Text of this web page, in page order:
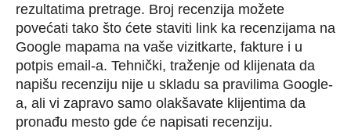
rezultatima pretrage. Broj recenzija možete
povećati tako što ćete staviti link ka recenzijama na
Google mapama na vaše vizitkarte, fakture i u
potpis email-a. Tehnički, traženje od klijenata da
napišu recenziju nije u skladu sa pravilima Google-
a, ali vi zapravo samo olakšavate klijentima da
pronađu mesto gde će napisati recenziju.